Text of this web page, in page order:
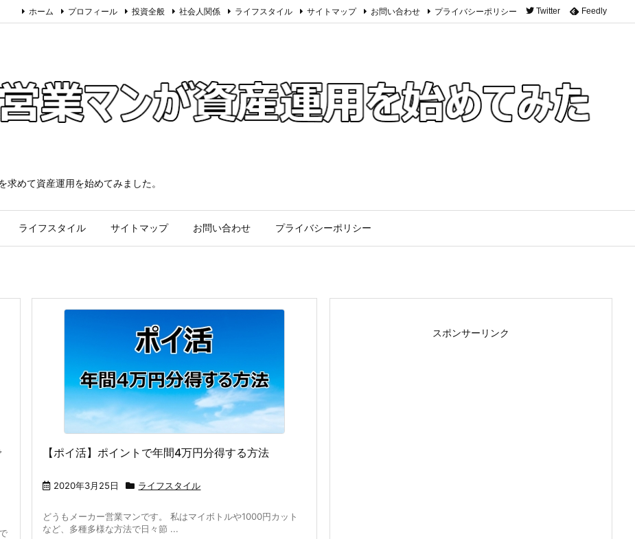
めて資産運用を始めてみました。
ライフスタイル サイトマップ お問い合わせ プライバシーポリシー
ホーム プロフィール 投資全般 社会人関係 ライフスタイル サイトマップ お問い合わせ プライバシーポリシー Twitter Feedly
【ポイ活】ポイントで年間4万円分得する方法
2020年3月25日 ライフスタイル
どうもメーカー営業マンです。 私はマイボトルや1000円カット
など、多種多様な方法で日々節 ...
スポンサーリンク